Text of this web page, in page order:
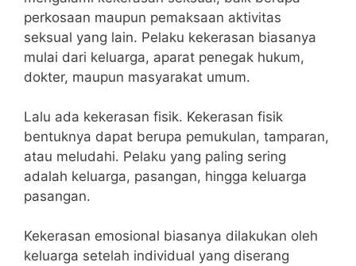
perkosaan maupun pemaksaan aktivitas
seksual yang lain. Pelaku kekerasan biasanya
mulai dari keluarga, aparat penegak hukum,
dokter, maupun masyarakat umum.
Lalu ada kekerasan fisik. Kekerasan fisik
bentuknya dapat berupa pemukulan, tamparan,
atau meludahi. Pelaku yang paling sering
adalah keluarga, pasangan, hingga keluarga
pasangan.
Kekerasan emosional biasanya dilakukan oleh
keluarga setelah individual yang diserang